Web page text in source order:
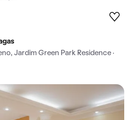
Jardim Green Park Residence ·